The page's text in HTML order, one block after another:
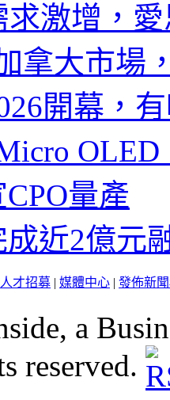
激增，
拿大市場
開幕，
量產
近2億元
人才招募 | 媒體中心 | 發佈新
a
reserved.